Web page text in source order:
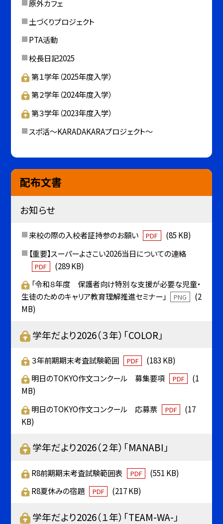
原外カフェ
土づくりプロジェクト
PTA活動
校長日記2025
第１学年（2025年度入学）
第２学年（2024年度入学）
第３学年（2023年度入学）
スポ活～KARADAKARAプロジェクト～
配布文書
お知らせ
来校の際の入校者証持参のお願い PDF
(85 KB)
【重要】スーパーよさこい2026当日についての連絡
PDF
(289 KB)
「令和８年度 保護者向け特別な支援が必要な児童・
生徒のためのキャリア教育理解推進セミナー」
PNG
(2
MB)
学年だより2026（３年）「COLOR」
３年前期期末考査試験範囲 PDF
(183 KB)
明日のTOKYO作文コンクール 募集要項
PDF
(1
MB)
明日のTOKYO作文コンクール 応募票
PDF
(17
KB)
学年だより2026（２年）「MANABI」
R8前期期末考査試験範囲表 PDF
(551 KB)
R8夏休みの宿題
PDF (217 KB)
学年だより2026（１年）「TEAM-WA-」